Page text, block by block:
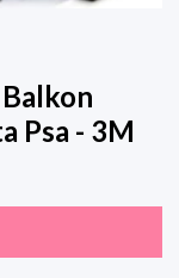
Psa - 3M